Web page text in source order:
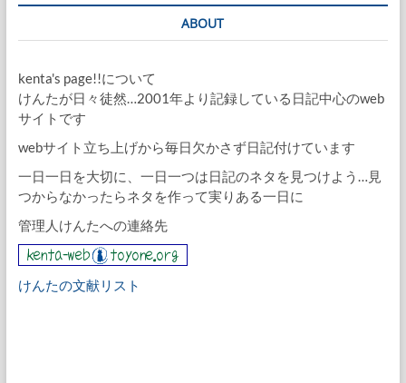
ABOUT
kenta's page!!について
けんたが日々徒然…2001年より記録している日記中心のweb
サイトです
webサイト立ち上げから毎日欠かさず日記付けています
一日一日を大切に、一日一つは日記のネタを見つけよう…見
つからなかったらネタを作って実りある一日に
管理人けんたへの連絡先
けんたの文献リスト